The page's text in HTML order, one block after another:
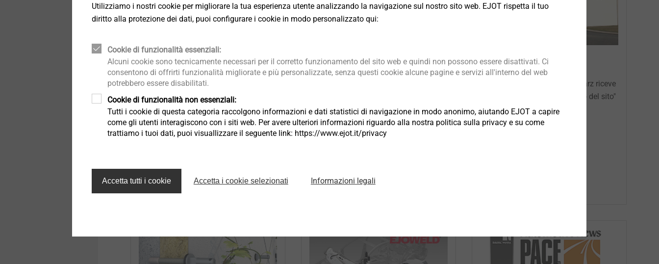
EJOT TEC CENTER
Cerimoniale TEC CENTER
"Un grande edificio per sviluppare
prodotti eccellenti"
EVO PT®
autofilettante per materiali
termoplastici.
Sviluppo del sito eccezionale
Il sito EJOT di Tambach-Dietharz riceve
il premio "Eccezionale sviluppo del sito"
Utilizziamo i nostri cookie per migliorare la tua esperienza utente analizzando la navigazione sul nostro sito web. EJOT rispetta il tuo
diritto alla protezione dei dati, puoi configurare i cookie in modo personalizzato qui:
Cookie di funzionalità essenziali:
Alcuni cookie sono tecnicamente necessari per il corretto funzionamento del sito web e quindi non possono essere disattivati. Ci
consentono di offrirti funzionalità migliorate e più personalizzate, senza questi cookie alcune pagine e servizi all'interno del web
potrebbero essere disabilitati.
Cookie di funzionalità non essenziali:
Tutti i cookie di questa categoria raccolgono informazioni e dati statistici di navigazione in modo anonimo, aiutando EJOT a capire
come gli utenti interagiscono con i siti web. Per avere ulteriori informazioni riguardo alla nostra politica sulla privacy e su come
trattiamo i tuoi dati, puoi visuallizzare il seguente link: https://www.ejot.it/privacy
Accetta tutti i cookie Accetta i cookie selezionati Informazioni legali